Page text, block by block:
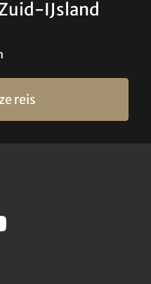
IJsland
reis